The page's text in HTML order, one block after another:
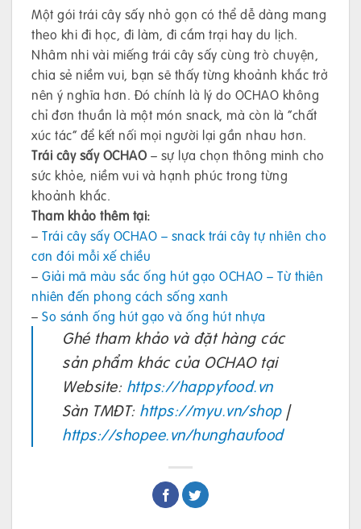
Một gói trái cây sấy nhỏ gọn có thể dễ dàng mang
theo khi đi học, đi làm, đi cắm trại hay du lịch.
Nhâm nhi vài miếng trái cây sấy cùng trò chuyện,
chia sẻ niềm vui, bạn sẽ thấy từng khoảnh khắc trở
nên ý nghĩa hơn. Đó chính là lý do OCHAO không
chỉ đơn thuần là một món snack, mà còn là “chất
xúc tác” để kết nối mọi người lại gần nhau hơn.
Trái cây sấy OCHAO – sự lựa chọn thông minh cho
sức khỏe, niềm vui và hạnh phúc trong từng
khoảnh khắc.
Tham khảo thêm tại:
– Trái cây sấy OCHAO – snack trái cây tự nhiên cho
cơn đói mỗi xế chiều
– Giải mã màu sắc ống hút gạo OCHAO – Từ thiên
nhiên đến phong cách sống xanh
– So sánh ống hút gạo và ống hút nhựa
Ghé tham khảo và đặt hàng các
sản phẩm khác của OCHAO tại
Website: https://happyfood.vn
Sàn TMĐT: https://myu.vn/shop|
https://shopee.vn/hunghaufood